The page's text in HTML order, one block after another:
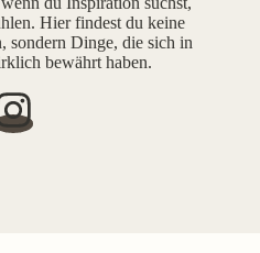
Hier findest du keine
sondern Dinge, die sich in
bewährt haben.